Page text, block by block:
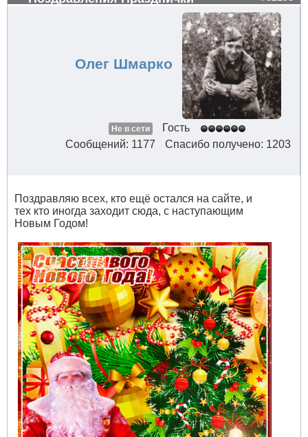
Олег Шмарко
Не в сети
Гость
Сообщений: 1177
Спасибо получено: 1203
Поздравляю всех, кто ещё остался на сайте, и
тех кто иногда заходит сюда, с наступающим
Новым Годом!